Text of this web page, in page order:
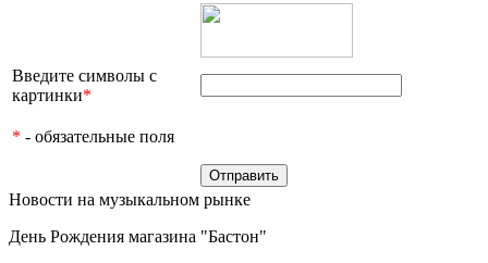
Введите символы с
картинки*
* - обязательные поля
Новости на музыкальном рынке
День Рождения магазина "Бастон"